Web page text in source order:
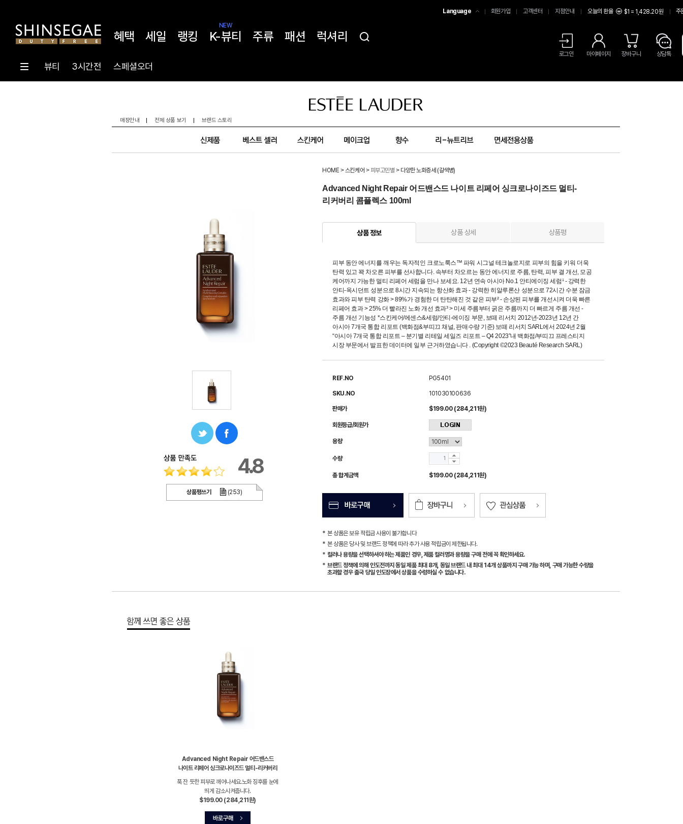
Language
회원가입 고객센터 지점안내 오늘의 환율 $1 = 1,428.20원 주
혜택 세일 랭킹 K-뷰티
NEW
주류 패션 럭셔리
로그인 마이페이지 장바구니 상담톡
뷰티 3시간전 스페셜오더
매장안내 전체 상품 보기 브랜드 스토리
4.8
상품평쓰기 (253)
HOME >스킨케어 > 피부고민별 > 다양한 노화증세 (갈색병)
Advanced Night Repair 어드밴스드 나이트 리페어 싱크로나이즈드 멀티-
리커버리 콤플렉스 100ml
상품 정보 상품 상세 상품평
피부 동안 에너지를 깨우는 독자적인 크로노룩스™ 파워 시그널 테크놀로지로 피부의 힘을 키워 더욱
탄력 있고 꽉 차오른 피부를 선사합니다. 속부터 차오르는 동안 에너지로 주름, 탄력, 피부 결 개선, 모공
케어까지 가능한 멀티 리페어 세럼을 만나 보세요. 12년 연속 아시아 No.1 안티에이징 세럼¹ - 강력한
안티-옥시던트 성분으로 8시간 지속되는 항산화 효과 - 강력한 히알루론산 성분으로 72시간 수분 잠금
효과와 피부 탄력 강화 > 89%가 경험한 더 탄탄해진 것 같은 피부² - 손상된 피부를 개선시켜 더욱 빠른
리페어 효과 > 25% 더 빨라진 노화 개선 효과³ > 미세 주름부터 굵은 주름까지 더 빠르게 주름 개선 -
주름 개선 기능성 *스킨케어/에센스&세럼/안티-에이징 부문, 보떼 리서치 2012년-2023년 12년 간
아시아 7개국 통합 리포트 (백화점&부띠끄 채널, 판매수량 기준) 보떼 리서치 SARL에서 2024년 2월
“아시아 7개국 통합 리포트 – 분기별 리테일 세일즈 리포트 – Q4 2023”내 백화점/부띠끄 프레스티지
시장 부문에서 발표한 데이터에 일부 근거하였습니다 . (Copyright ©2023 Beauté Research SARL)
REF.NO PG5401
SKU.NO 101030100636
판매가 $199.00 (284,211원)
회원등급/회원가
용량
수량
총 합계금액 $199.00 (284,211원)
본 상품은 보유 적립금 사용이 불가합니다
본 상품은 당사 및 브랜드 정책에 따라 추가 사용 적립금이 제한됩니다.
컬러나 용량을 선택하셔야 하는 제품인 경우, 제품 컬러명과 용량을 구매 전에 꼭 확인하세요.
브랜드 정책에 의해 인도전까지 동일 제품 최대 8개, 동일 브랜드 내 최대 14개 상품까지 구매 가능 하며, 구매 가능한 수량을
초과할 경우 출국 당일 인도장에서 상품을 수령하실 수 없습니다.
Advanced Night Repair 어드밴스드
나이트 리페어 싱크로나이즈드 멀티-리커버리
푹 잔 듯한 피부로 깨어나세요.노화 징후를 눈에
띄게 감소시켜줍니다.
$199.00 (284,211원)